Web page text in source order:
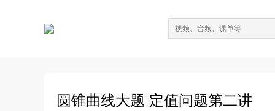
圆锥曲线大题 定值问题第二讲